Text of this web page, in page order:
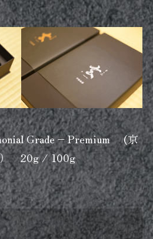
Grade – Premium (京
20g / 100g